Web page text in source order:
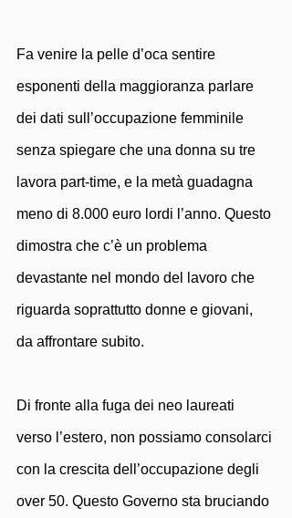
Fa venire la pelle d’oca sentire
esponenti della maggioranza parlare
dei dati sull’occupazione femminile
senza spiegare che una donna su tre
lavora part-time, e la metà guadagna
meno di 8.000 euro lordi l’anno. Questo
dimostra che c’è un problema
devastante nel mondo del lavoro che
riguarda soprattutto donne e giovani,
da affrontare subito.
Di fronte alla fuga dei neo laureati
verso l’estero, non possiamo consolarci
con la crescita dell’occupazione degli
over 50. Questo Governo sta bruciando